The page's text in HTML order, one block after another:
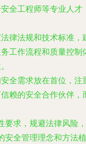
全工程师等专业人才
法律法规和技术标准，
工作流程和质量控制
安全需求放在首位，注
赖的安全合作伙伴，
要求，规避法律风险，
安全管理理念和方法植